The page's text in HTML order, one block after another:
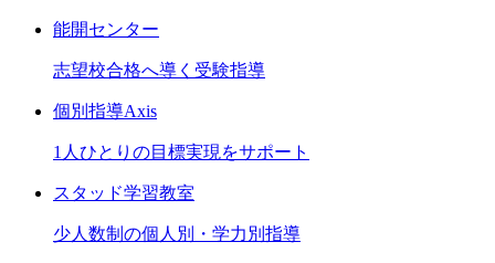
能開センター
志望校合格へ導く受験指導
個別指導Axis
1人ひとりの目標実現をサポート
スタッド学習教室
少人数制の個人別・学力別指導